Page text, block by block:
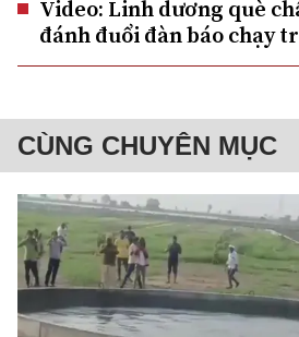
Video: Linh dương què
đánh đuổi đàn báo chạy
CÙNG CHUYÊN MỤC